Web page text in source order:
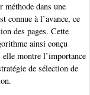
méthode dans une
connue à l’avance, ce
des pages. Cette
ainsi conçu
elle montre l’importance
de sélection de